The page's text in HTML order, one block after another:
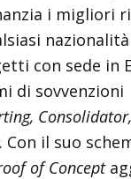
i migliori
con sede in
di sovvenzioni
Con il suo
of Concept